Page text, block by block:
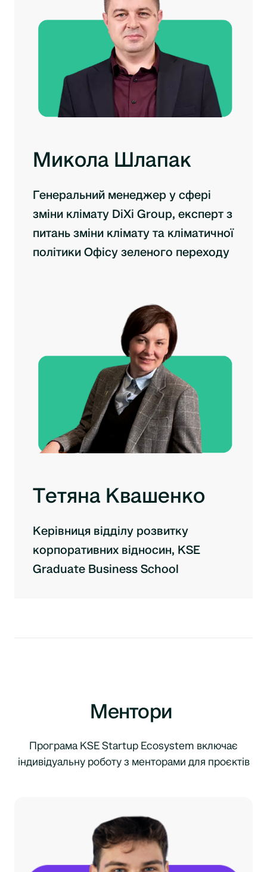
Микола Шлапак
Генеральний менеджер у сфері
зміни клімату DiXi Group, експерт з
питань зміни клімату та кліматичної
політики Офісу зеленого переходу
Тетяна Квашенко
Керівниця відділу розвитку
корпоративних відносин, KSE
Graduate Business School
Ментори
Програма KSE Startup Ecosystem включає
індивідуальну роботу з менторами для проєктів